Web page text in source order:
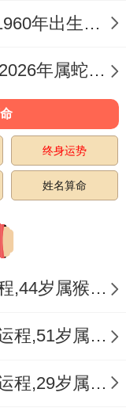
文创公司联手
.这个经历
到能激活沉
增强决策力~
就反馈说戴
市的马阿姨
种方法让她
属鼠男的2026年运势及事业1960年出生的命运 属鼠男的2026婚姻
2026年属蛇女的运势及运程 2026年属蛇女全年运势及运程
终身运势
姓名算命
1980属猴女2024年运势及运程,44岁属猴人2024全年每月运势女性如何
1973年属牛女2024年运势及运程,51岁属牛人2024全年每月运势女性如何
1995年属猪女2024年运势及运程,29岁属猪人2024全年每月运势女性如何